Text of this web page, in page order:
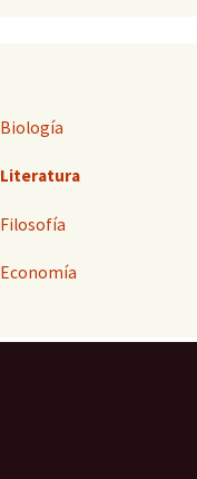
Biología
Literatura
Filosofía
Economía